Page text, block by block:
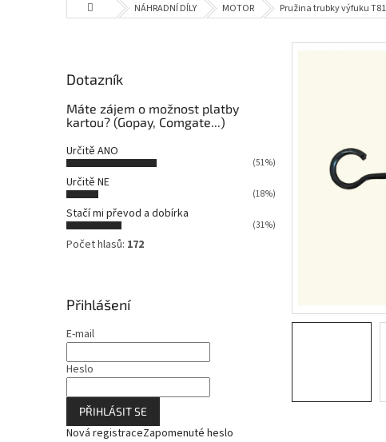
Domů NÁHRADNÍ DÍLY MOTOR Pružina trubky výfuku
s
t
r
n
n
í
p
a
n
Dotazník
Máte zájem o možnost platby
kartou? (Gopay, Comgate...)
Určitě ANO
(51%)
Určitě NE
(18%)
Stačí mi převod a dobírka
(31%)
Počet hlasů: 172
Přihlášení
E-mail
Heslo
PŘIHLÁSIT SE
Nová registraceZapomenuté heslo